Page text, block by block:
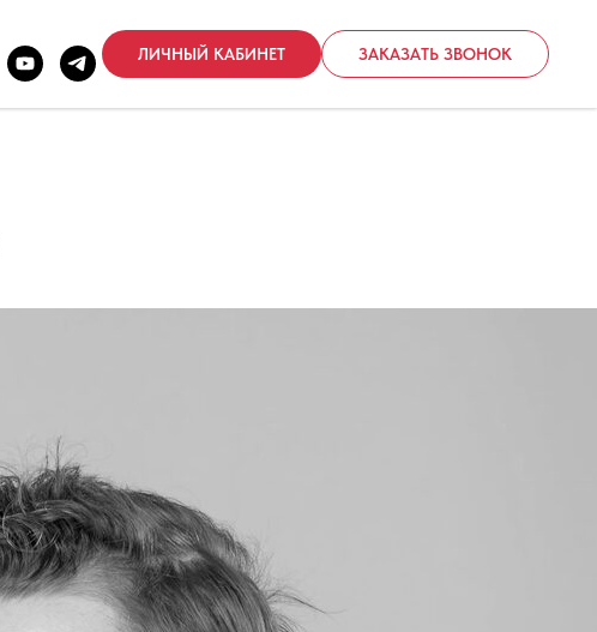
ЛИЧНЫЙ КАБИНЕТ ЗАКАЗАТЬ ЗВОНОК